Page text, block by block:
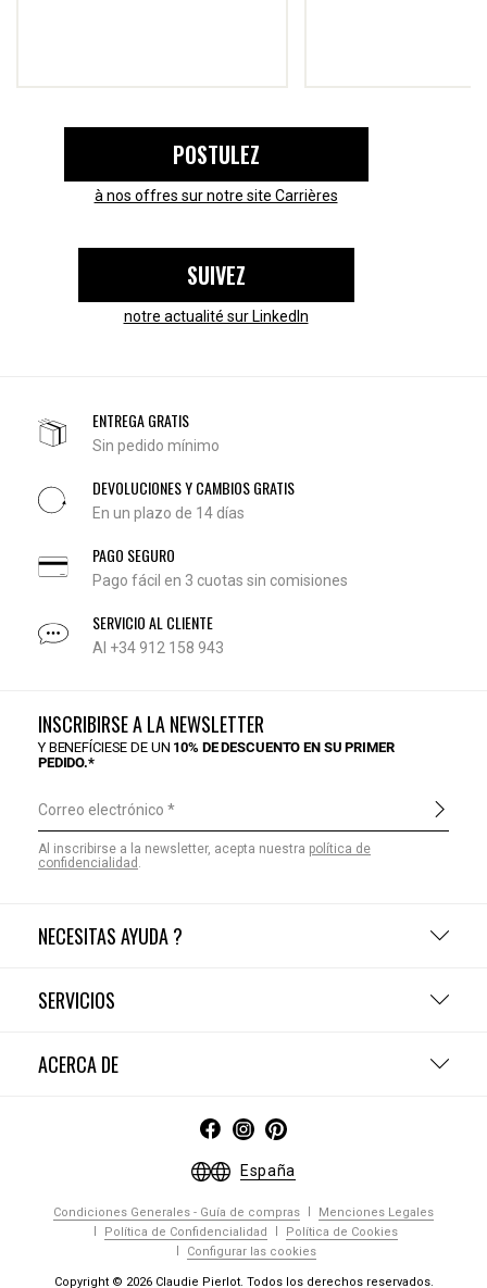
POSTULEZ
à nos offres sur notre site Carrières
SUIVEZ
notre actualité sur LinkedIn
ENTREGA GRATIS
Sin pedido mínimo
DEVOLUCIONES Y CAMBIOS GRATIS
En un plazo de 14 días
PAGO SEGURO
Pago fácil en 3 cuotas sin comisiones
SERVICIO AL CLIENTE
Al +34 912 158 943
NECESITAS AYUDA ?
SERVICIOS
ACERCA DE
INSCRIBIRSE A LA NEWSLETTER
Y BENEFÍCIESE DE UN 10% DE DESCUENTO EN SU PRIMER
PEDIDO.*
Correo electrónico
Al inscribirse a la newsletter, acepta nuestra política de
confidencialidad .
España
Condiciones Generales - Guía de compras
Menciones Legales
Política de Confidencialidad
Política de Cookies
Configurar las cookies
Copyright © 2026 Claudie Pierlot. Todos los derechos reservados.